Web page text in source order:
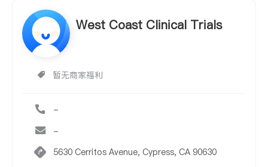
West Coast Clinical Trials
暂无商家福利
-
-
5630 Cerritos Avenue, Cypress, CA 90630